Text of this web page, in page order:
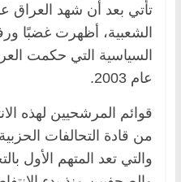
تأتي بعد أن شهد العراق
الشعبية، أظهرت غضبًا
السياسية التي حكمت
عام 2003.
قوائم المرشحيين لهذه
من قادة التحالفات
والتي تعد المتهم الأول